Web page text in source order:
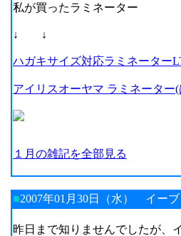
私が買ったラミネーター
↓ ↓
ハガキサイズ対応ラミネーター
アイリスオーヤマ ラミネーター
１月の雑記を全部見る
■2007年01月30日（水） イー
昨日まで知りませんでしたが、